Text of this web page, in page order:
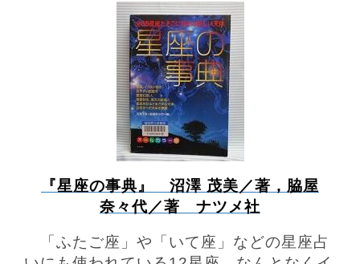
『星座の事典』 沼澤 茂美／著，脇屋
奈々代／著 ナツメ社
「ふたご座」や「いて座」などの星座占